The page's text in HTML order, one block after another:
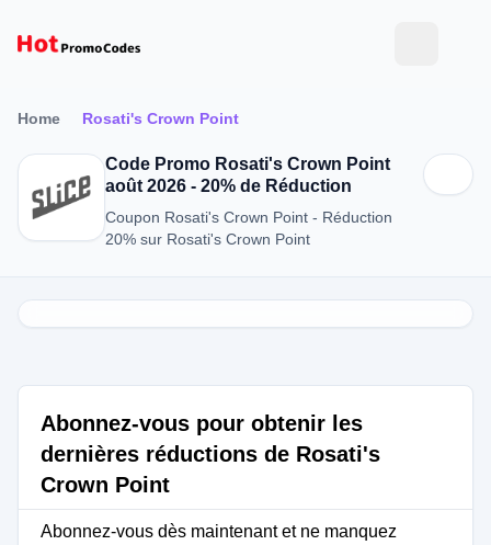
Home Rosati's Crown Point
Code Promo Rosati's Crown Point
août 2026 - 20% de Réduction
Coupon Rosati's Crown Point - Réduction
20% sur Rosati's Crown Point
Abonnez-vous pour obtenir les
dernières réductions de Rosati's
Crown Point
Abonnez-vous dès maintenant et ne manquez